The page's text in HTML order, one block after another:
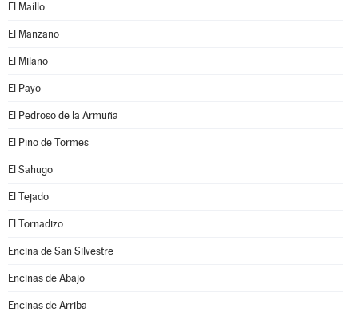
El Maíllo
El Manzano
El Milano
El Payo
El Pedroso de la Armuña
El Pino de Tormes
El Sahugo
El Tejado
El Tornadizo
Encina de San Silvestre
Encinas de Abajo
Encinas de Arriba